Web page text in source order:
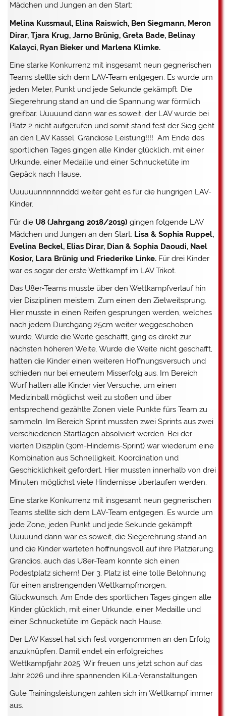
Mädchen und Jungen an den Start:
Melina Kussmaul, Elina Raiswich, Ben Siegmann, Meron
Dirar, Tjara Krug, Jarno Brünig, Greta Bade, Belinay
Kalayci, Ryan Bieker und Marlena Klimke.
Eine starke Konkurrenz mit insgesamt neun gegnerischen
Teams stellte sich dem LAV-Team entgegen. Es wurde um
jeden Meter, Punkt und jede Sekunde gekämpft. Die
Siegerehrung stand an und die Spannung war förmlich
greifbar. Uuuuund dann war es soweit, der LAV wurde bei
Platz 2 nicht aufgerufen und somit stand fest der Sieg geht
an den LAV Kassel. Grandiose Leistung!!!! Am Ende des
sportlichen Tages gingen alle Kinder glücklich, mit einer
Urkunde, einer Medaille und einer Schnucketüte im
Gepäck nach Hause.
Uuuuuunnnnnnddd weiter geht es für die hungrigen LAV-
Kinder.
Für die U8 (Jahrgang 2018/2019) gingen folgende LAV
Mädchen und Jungen an den Start: Lisa & Sophia Ruppel,
Evelina Beckel, Elias Dirar, Dian & Sophia Daoudi, Nael
Kosior, Lara Brünig und Friederike Linke. Für drei Kinder
war es sogar der erste Wettkampf im LAV Trikot.
Das U8er-Teams musste über den Wettkampfverlauf hin
vier Disziplinen meistern. Zum einen den Zielweitsprung.
Hier musste in einen Reifen gesprungen werden, welches
nach jedem Durchgang 25cm weiter weggeschoben
wurde. Wurde die Weite geschafft, ging es direkt zur
nächsten höheren Weite. Wurde die Weite nicht geschafft,
hatten die Kinder einen weiteren Hoffnungsversuch und
schieden nur bei erneutem Misserfolg aus. Im Bereich
Wurf hatten alle Kinder vier Versuche, um einen
Medizinball möglichst weit zu stoßen und über
entsprechend gezählte Zonen viele Punkte fürs Team zu
sammeln. Im Bereich Sprint mussten zwei Sprints aus zwei
verschiedenen Startlagen absolviert werden. Bei der
vierten Disziplin (30m-Hindernis-Sprint) war wiederum eine
Kombination aus Schnelligkeit, Koordination und
Geschicklichkeit gefordert. Hier mussten innerhalb von drei
Minuten möglichst viele Hindernisse überlaufen werden.
Eine starke Konkurrenz mit insgesamt neun gegnerischen
Teams stellte sich dem LAV-Team entgegen. Es wurde um
jede Zone, jeden Punkt und jede Sekunde gekämpft.
Uuuuund dann war es soweit, die Siegerehrung stand an
und die Kinder warteten hoffnungsvoll auf ihre Platzierung.
Grandios, auch das U8er-Team konnte sich einen
Podestplatz sichern! Der 3. Platz ist eine tolle Belohnung
für einen anstrengenden Wettkampfmorgen,
Glückwunsch. Am Ende des sportlichen Tages gingen alle
Kinder glücklich, mit einer Urkunde, einer Medaille und
einer Schnucketüte im Gepäck nach Hause.
Der LAV Kassel hat sich fest vorgenommen an den Erfolg
anzuknüpfen. Damit endet ein erfolgreiches
Wettkampfjahr 2025. Wir freuen uns jetzt schon auf das
Jahr 2026 und ihre spannenden KiLa-Veranstaltungen.
Gute Trainingsleistungen zahlen sich im Wettkampf immer
aus.